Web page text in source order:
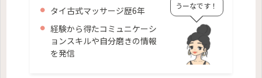
タイ古式マッサージ歴6年
経験から得たコミュニケーシ
ョンスキルや自分磨きの情報
を発信
うーなです！